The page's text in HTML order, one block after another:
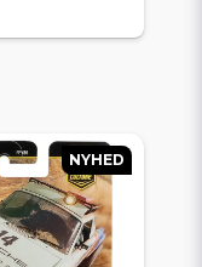
NYHED